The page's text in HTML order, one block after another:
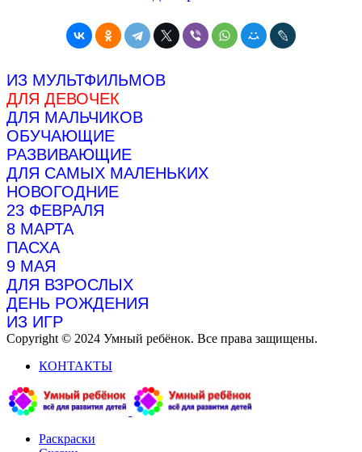
ИЗ МУЛЬТФИЛЬМОВ
ДЛЯ ДЕВОЧЕК
ДЛЯ МАЛЬЧИКОВ
ОБУЧАЮЩИЕ
РАЗВИВАЮЩИЕ
ДЛЯ САМЫХ МАЛЕНЬКИХ
НОВОГОДНИЕ
23 ФЕВРАЛЯ
8 МАРТА
ПАСХА
9 МАЯ
ДЛЯ ВЗРОСЛЫХ
ДЕНЬ РОЖДЕНИЯ
ИЗ ИГР
Copyright © 2024 Умный ребёнок. Все права защищены.
КОНТАКТЫ
Раскраски